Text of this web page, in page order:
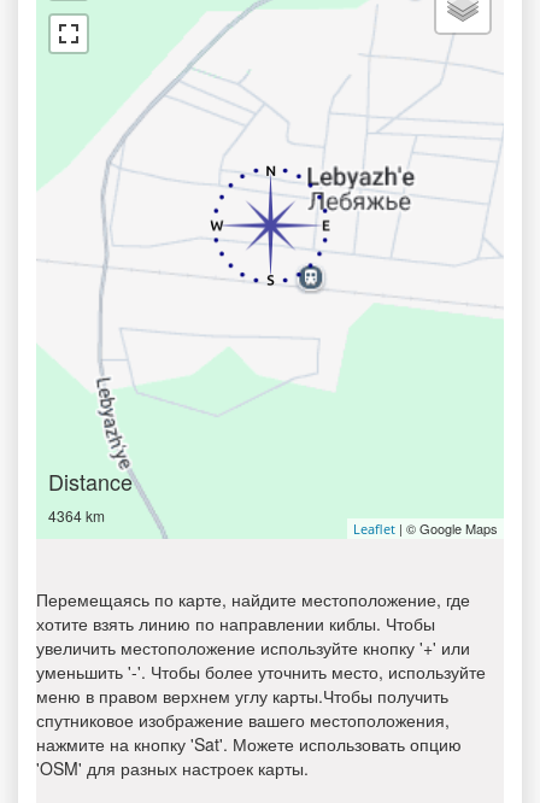
Distance
4364 km
Leaflet | © Google Maps
Перемещаясь по карте, найдите местоположение, где
хотите взять линию по направлении киблы. Чтобы
увеличить местоположение используйте кнопку '+' или
уменьшить '-'. Чтобы более уточнить место, используйте
меню в правом верхнем углу карты.Чтобы получить
спутниковое изображение вашего местоположения,
нажмите на кнопку 'Sat'. Можете использовать опцию
'OSM' для разных настроек карты.